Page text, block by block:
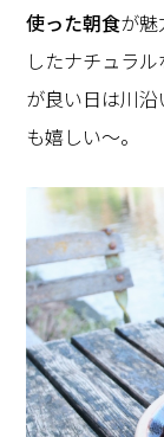
使った朝食が
したナチュラ
が良い日は川
も嬉しい～。